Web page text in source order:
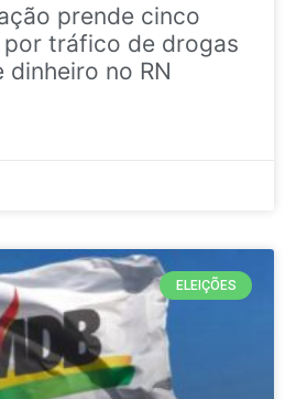
prende cinco
tráfico de drogas
dinheiro no RN
ELEIÇÕES